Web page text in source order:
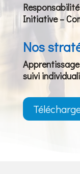
Initiative –
Nos
suivi